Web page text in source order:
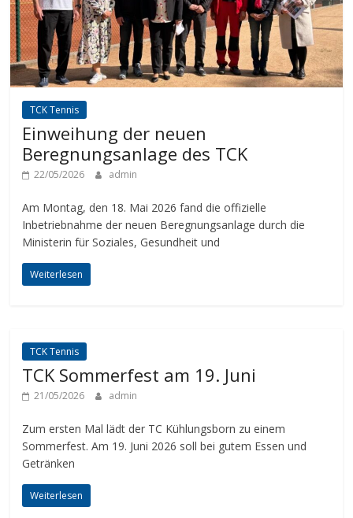
TCK Tennis
Einweihung der neuen
Beregnungsanlage des TCK
22/05/2026 admin
Am Montag, den 18. Mai 2026 fand die offizielle
Inbetriebnahme der neuen Beregnungsanlage durch die
Ministerin für Soziales, Gesundheit und
Weiterlesen
TCK Tennis
TCK Sommerfest am 19. Juni
21/05/2026 admin
Zum ersten Mal lädt der TC Kühlungsborn zu einem
Sommerfest. Am 19. Juni 2026 soll bei gutem Essen und
Getränken
Weiterlesen